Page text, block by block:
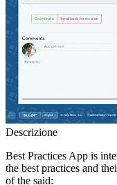
Descrizione
Best Practices App is
the best practices and
of the said: